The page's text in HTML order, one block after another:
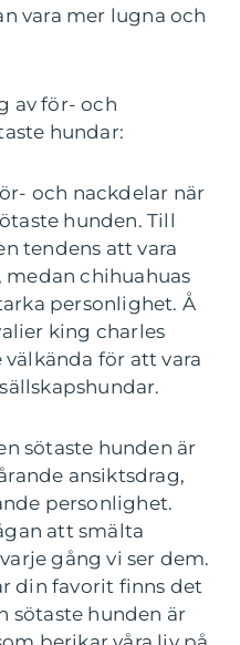
vara mer lugna och
av för- och
hundar:
och nackdelar när
hunden. Till
tendens att vara
medan chihuahuas
personlighet. Å
king charles
för att vara
sötaste hunden är
ansiktsdrag,
personlighet.
att smälta
gång vi ser dem.
din favorit finns det
sötaste hunden är